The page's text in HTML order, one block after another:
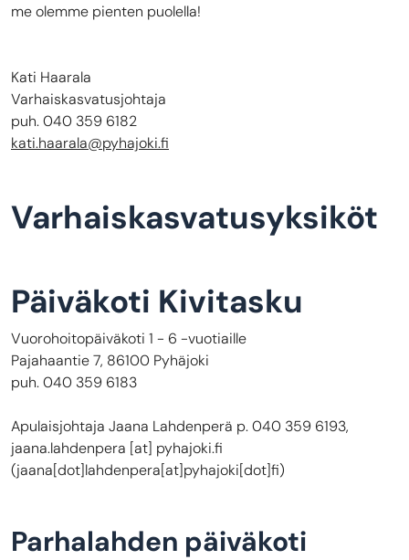
me olemme pienten puolella!
Kati Haarala
Varhaiskasvatusjohtaja
puh. 040 359 6182
kati.haarala@pyhajoki.fi
Varhaiskasvatusyksiköt
Päiväkoti Kivitasku
Vuorohoitopäiväkoti 1 - 6 -vuotiaille
Pajahaantie 7, 86100 Pyhäjoki
puh. 040 359 6183
Apulaisjohtaja Jaana Lahdenperä p. 040 359 6193,
jaana.lahdenpera [at] pyhajoki.fi
(jaana[dot]lahdenpera[at]pyhajoki[dot]fi)
Parhalahden päiväkoti